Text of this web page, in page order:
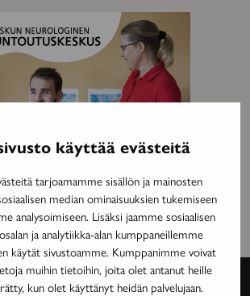
käyttää evästeitä
tarjoamamme sisällön ja mainosten
median ominaisuuksien tukemiseen
analysoimiseen. Lisäksi jaamme sosiaalisen
ja analytiikka-alan kumppaneillemme
käytät sivustoamme. Kumppanimme voivat
muihin tietoihin, joita olet antanut heille
kun olet käyttänyt heidän palvelujaan.